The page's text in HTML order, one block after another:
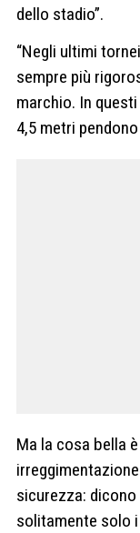
dello stadio”.
“Negli ultimi
sempre più
marchio. In
4,5 metri
Ma la cosa bella
sicurezza:
solitamente solo